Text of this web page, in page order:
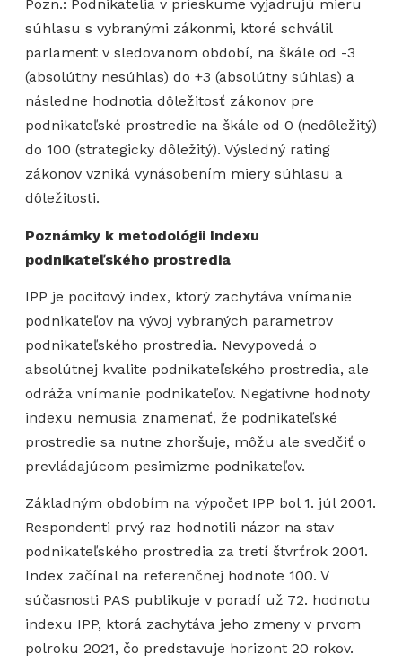
Pozn.: Podnikatelia v prieskume vyjadrujú mieru
súhlasu s vybranými zákonmi, ktoré schválil
parlament v sledovanom období, na škále od -3
(absolútny nesúhlas) do +3 (absolútny súhlas) a
následne hodnotia dôležitosť zákonov pre
podnikateľské prostredie na škále od 0 (nedôležitý)
do 100 (strategicky dôležitý). Výsledný rating
zákonov vzniká vynásobením miery súhlasu a
dôležitosti.
Poznámky k metodológii Indexu
podnikateľského prostredia
IPP je pocitový index, ktorý zachytáva vnímanie
podnikateľov na vývoj vybraných parametrov
podnikateľského prostredia. Nevypovedá o
absolútnej kvalite podnikateľského prostredia, ale
odráža vnímanie podnikateľov. Negatívne hodnoty
indexu nemusia znamenať, že podnikateľské
prostredie sa nutne zhoršuje, môžu ale svedčiť o
prevládajúcom pesimizme podnikateľov.
Základným obdobím na výpočet IPP bol 1. júl 2001.
Respondenti prvý raz hodnotili názor na stav
podnikateľského prostredia za tretí štvrťrok 2001.
Index začínal na referenčnej hodnote 100. V
súčasnosti PAS publikuje v poradí už 72. hodnotu
indexu IPP, ktorá zachytáva jeho zmeny v prvom
polroku 2021, čo predstavuje horizont 20 rokov.